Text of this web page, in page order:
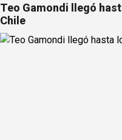
Teo Gamondi llegó
Chile